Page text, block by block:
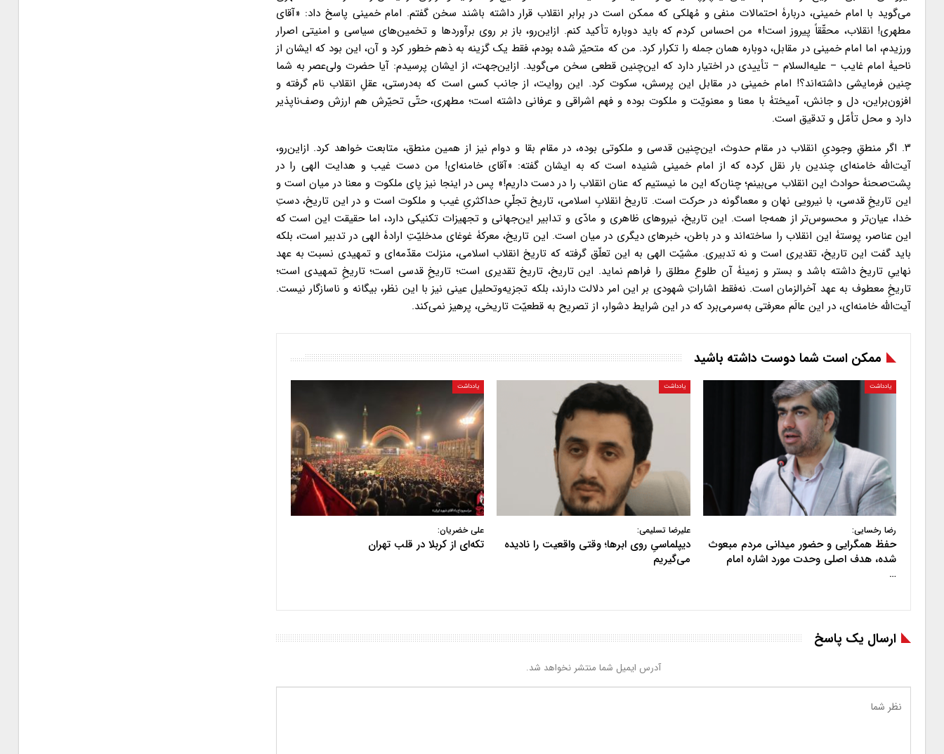
می‌گوید با امام خمینی، دربارۀ احتمالات منفی و مُهلکی که ممکن است در برابر انقلاب قرار داشته باشند سخن گفتم. امام خمینی پاسخ داد: «آقای
مطهری! انقلاب، محقّقاً پیروز است!» من احساس کردم که باید دوباره تأکید کنم. ازاین‌رو، باز بر روی برآورد‌ها و تخمین‌های سیاسی و امنیتی اصرار
ورزیدم، اما امام خمینی در مقابل، دوباره همان جمله را تکرار کرد. من که متحیّر شده بودم، فقط یک گزینه به ذهم خطور کرد و آن، این بود که ایشان از
ناحیۀ امام غایب – علیه‌السلام – تأییدی در اختیار دارد که این‌چنین قطعی سخن می‌گوید. ازاین‌جهت، از ایشان پرسیدم: آیا حضرت ولی‌عصر به شما
چنین فرمایشی داشته‌اند؟! امام خمینی در مقابل این پرسش، سکوت کرد. این روایت، از جانب کسی است که به‌درستی، عقلِ انقلاب نام گرفته و
افزون‌براین، دل و جانش، آمیختۀ با معنا و معنویّت و ملکوت بوده و فهم اشراقی و عرفانی داشته است؛ مطهری، حتّی تحیّرش هم ارزش وصف‌ناپذیر
دارد و محل تأمّل و تدقیق است.
۳. اگر منطقِ وجودیِ انقلاب در مقام حدوث، این‌چنین قدسی و ملکوتی بوده، در مقام بقا و دوام نیز از همین منطق، متابعت خواهد کرد. ازاین‌رو،
آیت‌الله خامنه‌ای چندین بار نقل کرده که از امام خمینی شنیده است که به ایشان گفته: «آقای خامنه‌ای! من دست غیب و هدایت الهی را در
پشت‌صحنۀ حوادث این انقلاب می‌بینم؛ چنان‌که این ما نیستیم که عنان انقلاب را در دست داریم!» پس در اینجا نیز پای ملکوت و معنا در میان است و
این تاریخِ قدسی، با نیرویی نهان و معماگونه در حرکت است. تاریخ انقلابِ اسلامی، تاریخ تجلّیِ حداکثریِ غیب و ملکوت است و در این تاریخ، دستِ
خدا، عیان‌تر و محسوس‌تر از همه‌جا است. این تاریخ، نیروهای ظاهری و مادّی و تدابیر این‌جهانی و تجهیزات تکنیکی دارد، اما حقیقت این است که
این عناصر، پوستۀ این انقلاب را ساخته‌اند و در باطن، خبرهای دیگری در میان است. این تاریخ، معرکۀ غوغای مدخلیّتِ ارادۀ الهی در تدبیر است، بلکه
باید گفت این تاریخ، تقدیری است و نه تدبیری. مشیّت الهی به این تعلّق گرفته که تاریخ انقلاب اسلامی، منزلت مقدّمه‌ای و تمهیدی نسبت به عهد
نهاییِ تاریخ داشته باشد و بستر و زمینۀ آن طلوعِ مطلق را فراهم نماید. این تاریخ، تاریخ تقدیری است؛ تاریخِ قدسی است؛ تاریخِ تمهیدی است؛
تاریخِ معطوف به عهد آخرالزمان است. نه‌فقط اشاراتِ شهودی بر این امر دلالت دارند، بلکه تجزیه‌وتحلیل عینی نیز با این نظر، بیگانه و ناسازگار نیست.
آیت‌الله خامنه‌ای، در این عالَم معرفتی به‌سرمی‌برد که در این شرایط دشوار، از تصریح به قطعیّت تاریخی، پرهیز نمی‌کند.
ممکن است شما دوست داشته باشید
یادداشت
رضا رخسایی:
حفظ همگرایی و حضور میدانی مردم مبعوث
شده، هدف اصلی وحدت مورد اشاره امام
…
یادداشت
علیرضا تسلیمی:
دیپلماسیِ روی ابرها؛ وقتی واقعیت را نادیده
می‌گیریم
یادداشت
علی خضریان:
تکه‌ای از کربلا در قلب تهران
ارسال یک پاسخ
آدرس ایمیل شما منتشر نخواهد شد.